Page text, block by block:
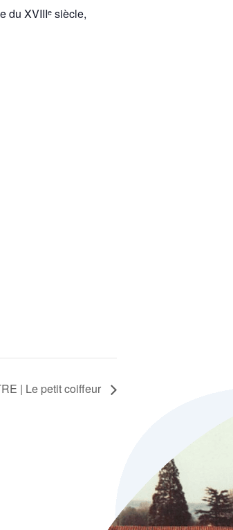
du XVIIIᵉ siècle,
| Le petit coiffeur